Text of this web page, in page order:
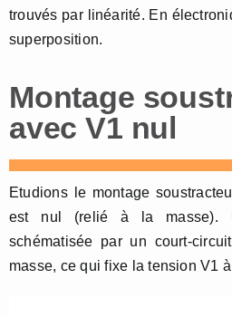
trouvés par linéarité. En
superposition.
Montage
avec V1 nul
Etudions le montage
est nul (relié à la masse).
schématisée par un court-
masse, ce qui fixe la tension V1